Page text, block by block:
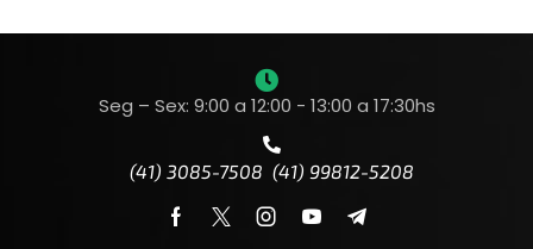
Seg – Sex: 9:00 a 12:00 - 13:00 a 17:30hs
(41) 3085-7508 (41) 99812-5208